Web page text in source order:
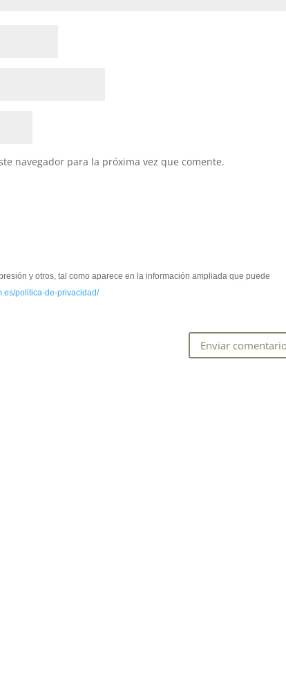
navegador para la próxima vez que comente.
y otros, tal como aparece en la información ampliada que puede
politica-de-privacidad/